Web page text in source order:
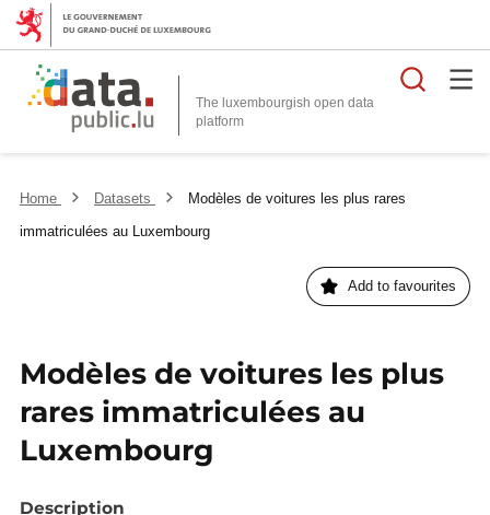
The luxembourgish open data
platform
Home Datasets
Modèles de voitures les plus rares
immatriculées au Luxembourg
Add to favourites
Modèles de voitures les plus
rares immatriculées au
Luxembourg
Description